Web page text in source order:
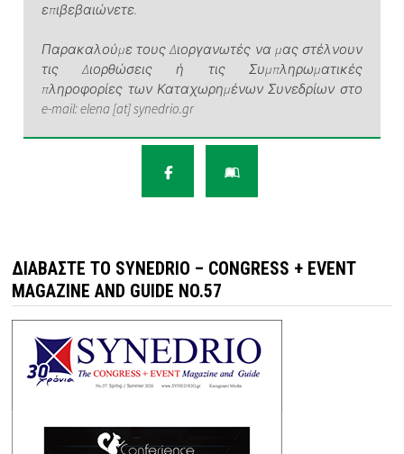
επιβεβαιώνετε.
Παρακαλούμε τους Διοργανωτές να μας στέλνουν
τις Διορθώσεις ή τις Συμπληρωματικές
πληροφορίες των Καταχωρημένων Συνεδρίων στο
e-mail: elena [at] synedrio.gr
ΔΙΑΒΆΣΤΕ ΤΟ SYNEDRIO – CONGRESS + EVENT
MAGAZINE AND GUIDE NO.57